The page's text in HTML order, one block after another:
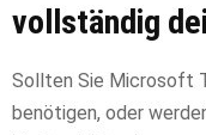
vollständig
Sollten Sie Microsoft
benötigen, oder